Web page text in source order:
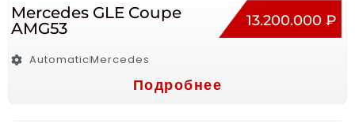
Mercedes GLE Coupe
AMG53
13.200.000 ₽
AutomaticMercedes
Подробнее